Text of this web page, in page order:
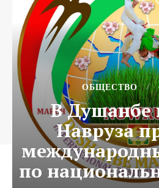
ОБЩЕСТВО
В Душанбе
Навруза
по